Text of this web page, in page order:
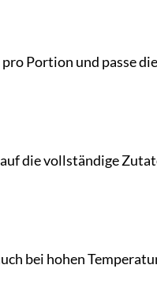
Portion und passe
die vollständige
bei hohen